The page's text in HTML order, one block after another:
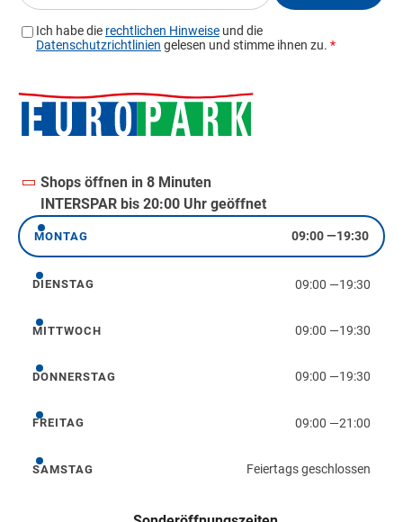
Shops öffnen in 8 Minuten
INTERSPAR bis 20:00 Uhr geöffnet
Montag
MONTAG 09:00—19:30
Dienstag
DIENSTAG 09:00 —19:30
Mittwoch
MITTWOCH 09:00 —19:30
Donnerstag
DONNERSTAG 09:00 —19:30
Freitag
FREITAG 09:00 —21:00
Samstag
SAMSTAG Feiertags geschlossen